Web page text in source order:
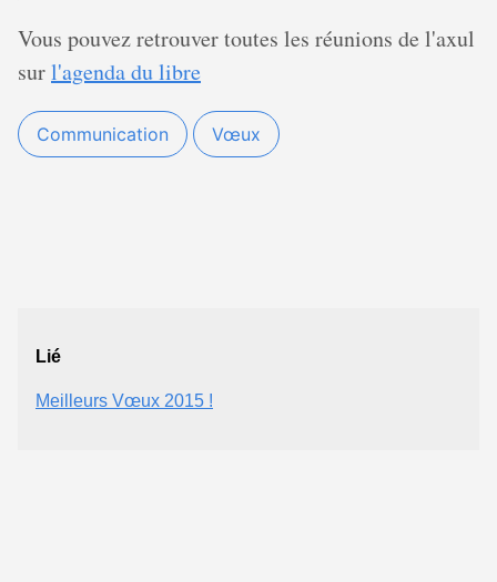
Vous pouvez retrouver toutes les réunions de l'axul
surl'agenda du libre
Communication Vœux
Lié
Meilleurs Vœux 2015 !